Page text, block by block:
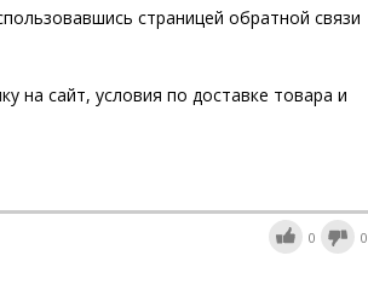
страницей обратной связи
на сайт, условия по доставке товара и
0 0